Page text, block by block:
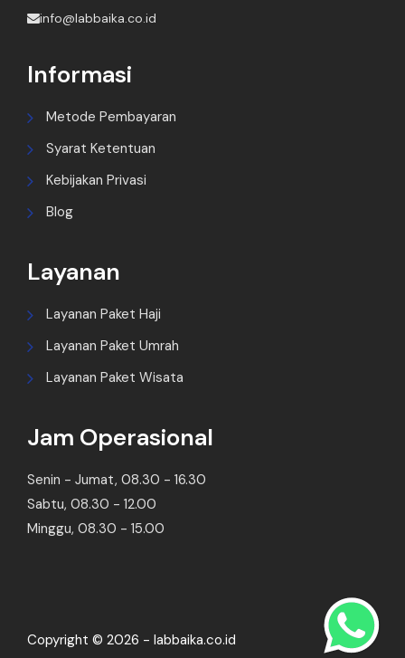
info@labbaika.co.id
Informasi
Metode Pembayaran
Syarat Ketentuan
Kebijakan Privasi
Blog
Layanan
Layanan Paket Haji
Layanan Paket Umrah
Layanan Paket Wisata
Jam Operasional
Senin - Jumat, 08.30 - 16.30
Sabtu, 08.30 - 12.00
Minggu, 08.30 - 15.00
Copyright © 2026 - labbaika.co.id